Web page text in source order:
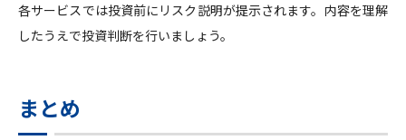
各サービスでは投資前にリスク説明が提示されます。内容を理解
したうえで投資判断を行いましょう。
まとめ